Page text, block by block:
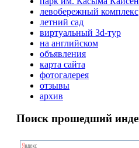
левобережный комплекс
летний сад
виртуальный 3d-тур
на английском
объявления
карта сайта
фотогалерея
отзывы
архив
Поиск прошедший